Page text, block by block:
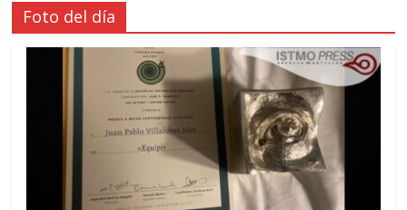
Foto del día